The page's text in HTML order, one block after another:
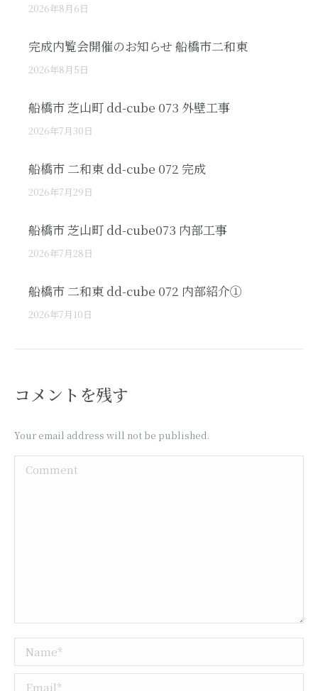
2026年8月6日
完成内覧会開催のお知らせ 船橋市二和東
2026年8月5日
船橋市 芝山町 dd-cube 073 外壁工事
2026年7月30日
船橋市 二和東 dd-cube 072 完成
2026年7月29日
船橋市 芝山町 dd-cube073 内部工事
2026年7月28日
船橋市 二和東 dd-cube 072 内部紹介①
2026年7月10日
コメントを残す
Your email address will not be published.
Comment
Name *
Email *